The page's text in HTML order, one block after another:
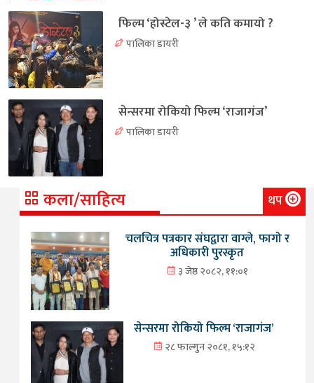
फिल्म ‘होस्टेल-३ ’ ले कति कमायो ?
पालिका डायरी
सेन्सरमा रोकियो फिल्म ‘राजागंज’
पालिका डायरी
कला/साहित्य थप
चलचित्र पत्रकार संघद्वारा वाग्ले, फागो र
अधिकारी पुरस्कृत
३ जेष्ठ २०८२, ११:०१
सेन्सरमा रोकियो फिल्म ‘राजागंज’
२८ फाल्गुन २०८१, १५:१२